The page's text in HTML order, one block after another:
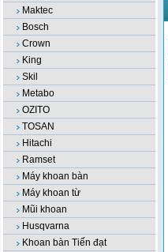
Maktec
Bosch
Crown
King
Skil
Metabo
OZITO
TOSAN
Hitachi
Ramset
Máy khoan bàn
Máy khoan từ
Mũi khoan
Husqvarna
Khoan bàn Tiến đạt